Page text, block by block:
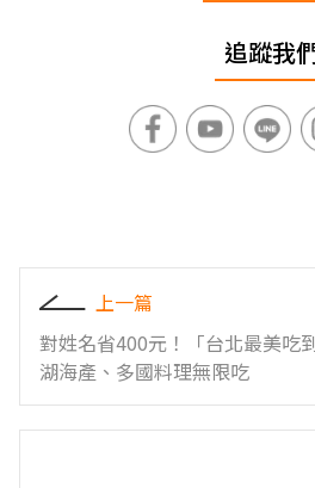
追蹤我
上一篇
對姓名省400元！「台北最美吃
湖海產、多國料理無限吃